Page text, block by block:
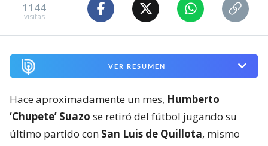
1144
visitas
VER RESUMEN
Hace aproximadamente un mes, Humberto
‘Chupete’ Suazo se retiró del fútbol jugando su
último partido con San Luis de Quillota, mismo